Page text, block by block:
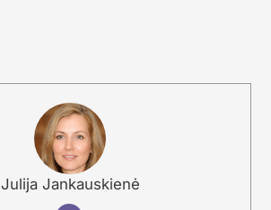
Julija Jankauskienė